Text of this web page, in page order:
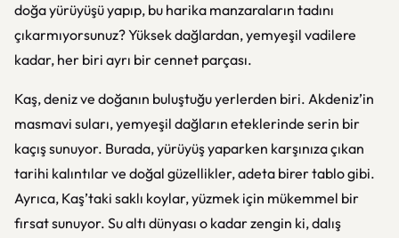
doğa yürüyüşü yapıp, bu harika manzaraların tadını
çıkarmıyorsunuz? Yüksek dağlardan, yemyeşil vadilere
kadar, her biri ayrı bir cennet parçası.
Kaş, deniz ve doğanın buluştuğu yerlerden biri. Akdeniz’in
masmavi suları, yemyeşil dağların eteklerinde serin bir
kaçış sunuyor. Burada, yürüyüş yaparken karşınıza çıkan
tarihi kalıntılar ve doğal güzellikler, adeta birer tablo gibi.
Ayrıca, Kaş’taki saklı koylar, yüzmek için mükemmel bir
fırsat sunuyor. Su altı dünyası o kadar zengin ki, dalış